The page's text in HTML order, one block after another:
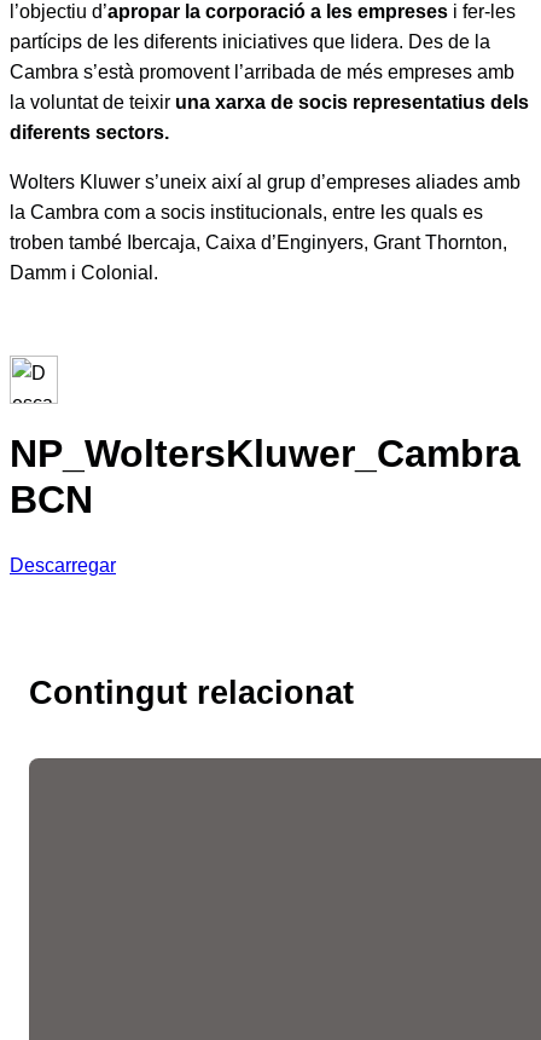
l’objectiu d’apropar la corporació a les empreses i fer-les
partícips de les diferents iniciatives que lidera. Des de la
Cambra s’està promovent l’arribada de més empreses amb
la voluntat de teixir una xarxa de socis representatius dels
diferents sectors.
Wolters Kluwer s’uneix així al grup d’empreses aliades amb
la Cambra com a socis institucionals, entre les quals es
troben també Ibercaja, Caixa d’Enginyers, Grant Thornton,
Damm i Colonial.
NP_WoltersKluwer_Cambra
BCN
Descarregar
Contingut relacionat